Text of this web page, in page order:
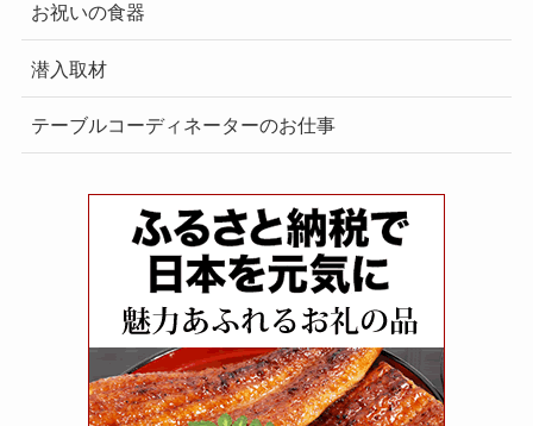
お祝いの食器
潜入取材
テーブルコーディネーターのお仕事